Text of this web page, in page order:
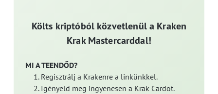
Költs kriptóból közvetlenül a Kraken
Krak Mastercarddal!
MI A TEENDŐD?
Regisztrálj a Krakenre a linkünkkel.
Igényeld meg ingyenesen a Krak Cardot.